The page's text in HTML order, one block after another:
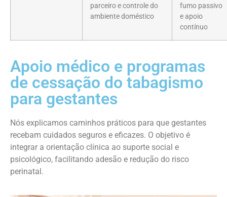
parceiro e controle do
ambiente doméstico
fumo passivo
e apoio
contínuo
Apoio médico e programas
de cessação do tabagismo
para gestantes
Nós explicamos caminhos práticos para que gestantes
recebam cuidados seguros e eficazes. O objetivo é
integrar a orientação clínica ao suporte social e
psicológico, facilitando adesão e redução do risco
perinatal.